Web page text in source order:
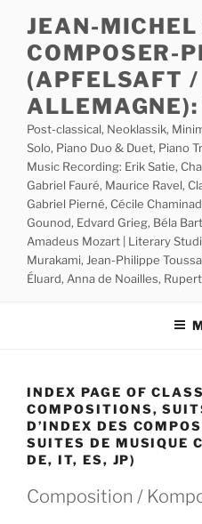
content
JEAN-MICHEL
COMPOSER-
(APFELSAFT /
Post-classical, Neoklassik,
Solo, Piano Duo & Duet, Piano
Music Recording: Erik Satie,
Gabriel Fauré, Maurice Ravel,
Gabriel Pierné, Cécile
Gounod, Edvard Grieg, Béla
Amadeus Mozart | Literary
Murakami, Jean-Philippe
Éluard, Anna de Noailles,
INDEX PAGE OF
COMPOSITIONS,
D’INDEX DES
SUITES DE MUSIQUE
DE, IT, ES, JP)
Composition /